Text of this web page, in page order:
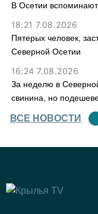
В Осетии вспоминают
18:21 7.08.2026
Пятерых человек,
Северной Осетии
16:24 7.08.2026
За неделю в
свинина, но
ВСЕ НОВОСТИ